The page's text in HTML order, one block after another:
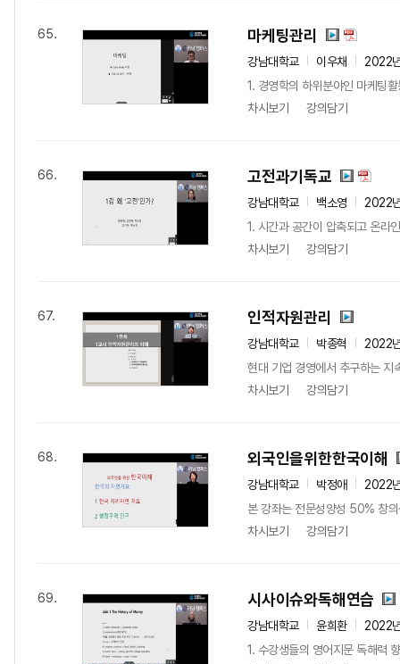
65. 마케팅관리
강남대학교 이우채
2022
1. 경영학의 하위분야인 마케팅
차시보기
강의담기
66. 고전과기독교
강남대학교 백소영
2022
1. 시간과 공간이 압축되고 온라
차시보기
강의담기
67. 인적자원관리
강남대학교 박종혁
2022
현대 기업 경영에서 추구하는 지
차시보기
강의담기
68. 외국인을위한한국이해
강남대학교 박정애
2022
본 강좌는 전문성양성 50% 창
차시보기
강의담기
69. 시사이슈와독해연습
강남대학교 윤희환
2022
1. 수강생들의 영어지문 독해력